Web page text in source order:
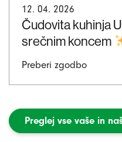
12. 04. 2026
Čudovita kuhinja
srečnim koncem
Preberi zgodbo
Preglej vse vaše in